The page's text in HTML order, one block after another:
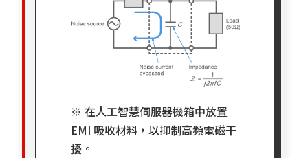
※ 在人工智慧伺服器機箱中放置
EMI 吸收材料，以抑制高頻電磁干
擾。